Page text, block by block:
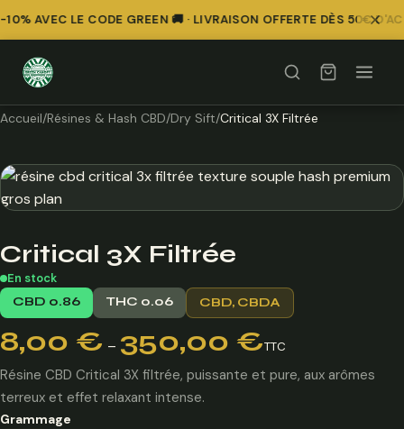
AVEC LE CODE GREEN 🚚 · LIVRAISON OFFERTE DÈS 50€
Accueil/Résines & Hash CBD/Dry Sift/Critical 3X Filtrée
Critical 3X Filtrée
En stock
CBD 0.86
THC 0.06 CBD, CBDA
8,00 € – 350,00 €
Plage
de
prix :
8,00 €
à
TTC
Résine CBD Critical 3X filtrée, puissante et pure, aux arômes
terreux et effet relaxant intense.
Grammage